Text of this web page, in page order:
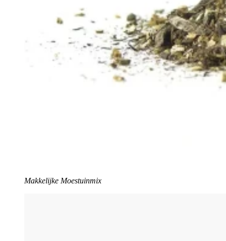
Makkelijke Moestuinmix